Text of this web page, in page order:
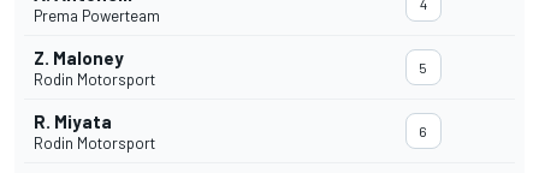
Prema Powerteam
4
Z. Maloney
Rodin Motorsport
5
R. Miyata
Rodin Motorsport
6